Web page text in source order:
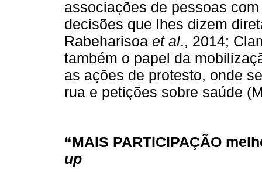
associações de pessoas
decisões que lhes dizem
Rabeharisoa et al., 2014;
também o papel da
as ações de protesto, onde
rua e petições sobre saúde
“MAIS PARTICIPAÇÃO
up